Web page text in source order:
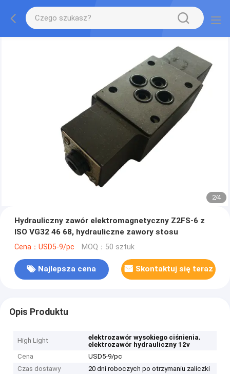
2/4
Hydrauliczny zawór elektromagnetyczny Z2FS-6 z
ISO VG32 46 68, hydrauliczne zawory stosu
Cena：USD5-9/pc MOQ：50 sztuk
Najlepsza cena Skontaktuj się teraz
Opis Produktu
High Light elektrozawór wysokiego ciśnienia,
elektrozawór hydrauliczny 12v
Cena
USD5-9/pc
Czas dostawy
20 dni roboczych po otrzymaniu zaliczki